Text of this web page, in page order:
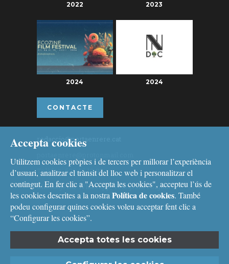
2022 2023
2024 2024
CONTACTE
redaccio@portaenrere.cat
Telèfon: 626 26 19 93
Missatgeria: Whatsapp, Telegram i Signal
Avís legaliPolítica de cookies
Accepta cookies
Utilitzem cookies pròpies i de tercers per millorar l’experiència
d’usuari, analitzar el trànsit del lloc web i personalitzar el
contingut. En fer clic a "Accepta les cookies", accepteu l’ús de
les cookies descrites a la nostra Política de cookies. També
podeu configurar quines cookies voleu acceptar fent clic a
“Configurar les cookies”.
Accepta totes les cookies